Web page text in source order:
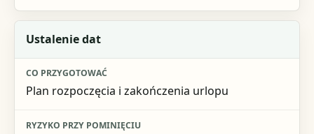
Ustalenie dat
Plan rozpoczęcia i zakończenia urlopu